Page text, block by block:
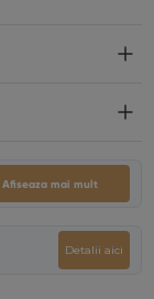
Afiseaza mai mult
Detalii aici